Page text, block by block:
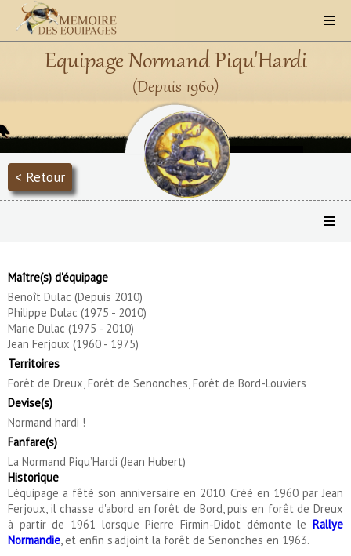
Equipage Normand Piqu'Hardi
(Depuis 1960)
< Retour
Maître(s) d'équipage
Benoît Dulac (Depuis 2010)
Philippe Dulac (1975 - 2010)
Marie Dulac (1975 - 2010)
Jean Ferjoux (1960 - 1975)
Territoires
Forêt de Dreux, Forêt de Senonches, Forêt de Bord-Louviers
Devise(s)
Normand hardi !
Fanfare(s)
La Normand Piqu’Hardi (Jean Hubert)
Historique
L'équipage a fêté son anniversaire en 2010. Créé en 1960 par Jean
Ferjoux, il chasse d'abord en forêt de Bord, puis en forêt de Dreux
à partir de 1961 lorsque Pierre Firmin-Didot démonte le Rallye
Normandie, et enfin s'adjoint la forêt de Senonches en 1963.